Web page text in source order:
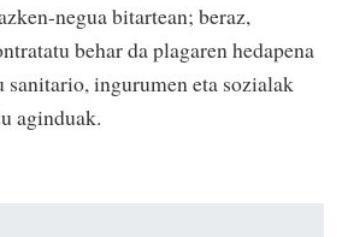
negua bitartean; beraz,
behar da plagaren hedapena
sanitario, ingurumen eta sozialak
aginduak.